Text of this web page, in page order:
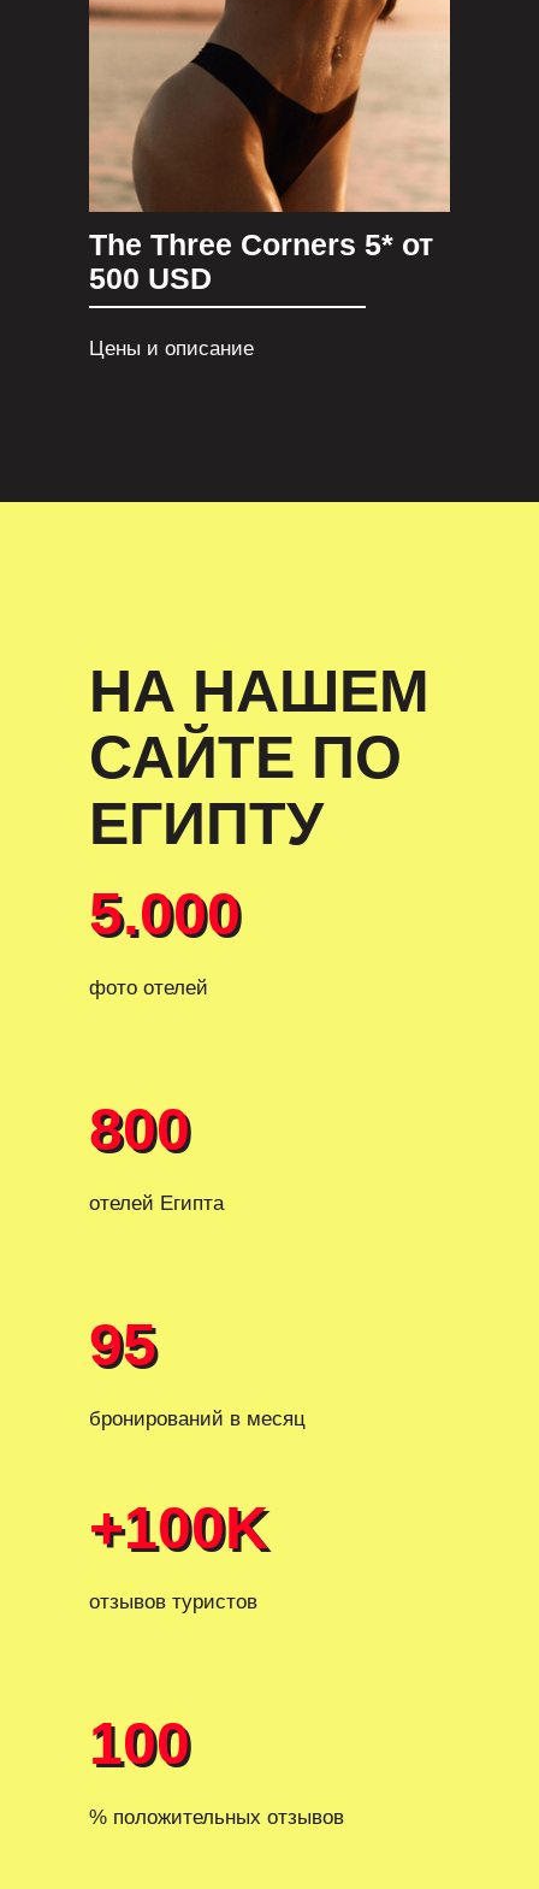
Цены и описание
The Three Corners 5* от
500 USD
НА НАШЕМ
САЙТЕ ПО
ЕГИПТУ
фото отелей
5.000
5.000
800
800
95
95
100
100
+100K
+100K
отелей Египта
отзывов туристов
% положительных отзывов
бронирований в месяц